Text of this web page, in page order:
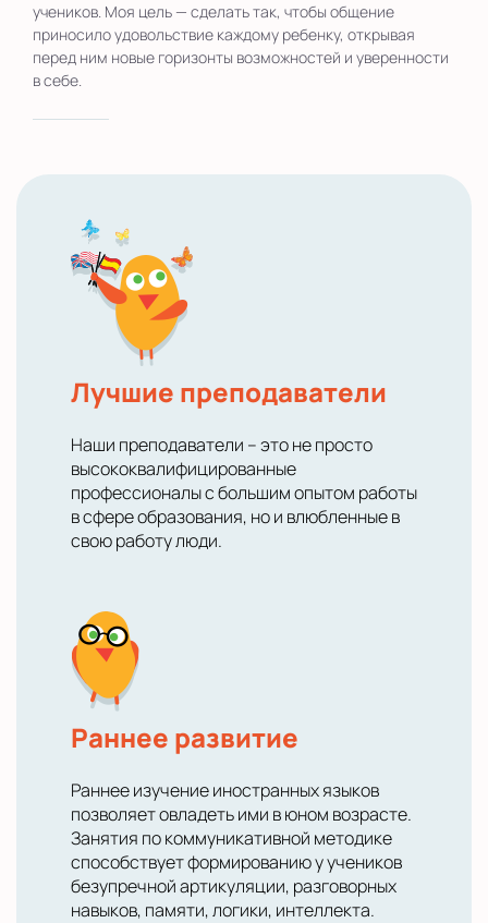
учеников. Моя цель — сделать так, чтобы общение
приносило удовольствие каждому ребенку, открывая
перед ним новые горизонты возможностей и уверенности
в себе.
Лучшие преподаватели
Наши преподаватели – это не просто
высококвалифицированные
профессионалы с большим опытом работы
в сфере образования, но и влюбленные в
свою работу люди.
Раннее развитие
Раннее изучение иностранных языков
позволяет овладеть ими в юном возрасте.
Занятия по коммуникативной методике
способствует формированию у учеников
безупречной артикуляции, разговорных
навыков, памяти, логики, интеллекта.